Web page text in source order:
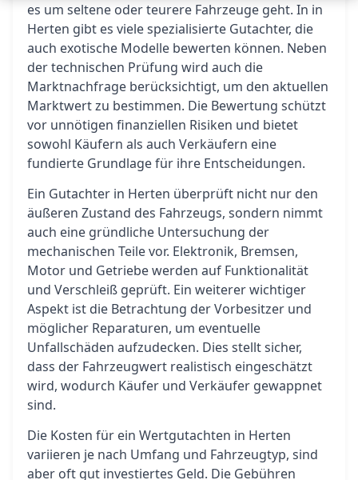
es um seltene oder teurere Fahrzeuge geht. In in
Herten gibt es viele spezialisierte Gutachter, die
auch exotische Modelle bewerten können. Neben
der technischen Prüfung wird auch die
Marktnachfrage berücksichtigt, um den aktuellen
Marktwert zu bestimmen. Die Bewertung schützt
vor unnötigen finanziellen Risiken und bietet
sowohl Käufern als auch Verkäufern eine
fundierte Grundlage für ihre Entscheidungen.
Ein Gutachter in Herten überprüft nicht nur den
äußeren Zustand des Fahrzeugs, sondern nimmt
auch eine gründliche Untersuchung der
mechanischen Teile vor. Elektronik, Bremsen,
Motor und Getriebe werden auf Funktionalität
und Verschleiß geprüft. Ein weiterer wichtiger
Aspekt ist die Betrachtung der Vorbesitzer und
möglicher Reparaturen, um eventuelle
Unfallschäden aufzudecken. Dies stellt sicher,
dass der Fahrzeugwert realistisch eingeschätzt
wird, wodurch Käufer und Verkäufer gewappnet
sind.
Die Kosten für ein Wertgutachten in Herten
variieren je nach Umfang und Fahrzeugtyp, sind
aber oft gut investiertes Geld. Die Gebühren